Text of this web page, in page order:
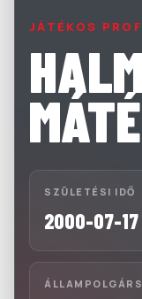
JÁTÉKOS
SZÜLETÉSI IDŐ
2000-07-17